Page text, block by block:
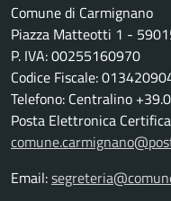
Comune di Carmignano
Piazza Matteotti 1 -
P. IVA: 00255160970
Codice Fiscale:
Telefono: Centralino
Posta Elettronica
Email: